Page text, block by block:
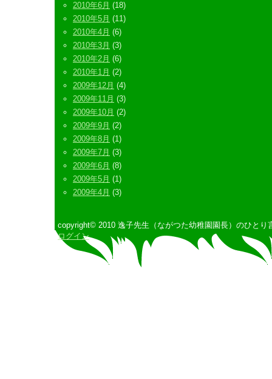
2010年6月 (18)
2010年5月 (11)
2010年4月 (6)
2010年3月 (3)
2010年2月 (6)
2010年1月 (2)
2009年12月 (4)
2009年11月 (3)
2009年10月 (2)
2009年9月 (2)
2009年8月 (1)
2009年7月 (3)
2009年6月 (8)
2009年5月 (1)
2009年4月 (3)
copyright© 2010 逸子先生（ながつた幼稚園園長）のひとり
ログイン